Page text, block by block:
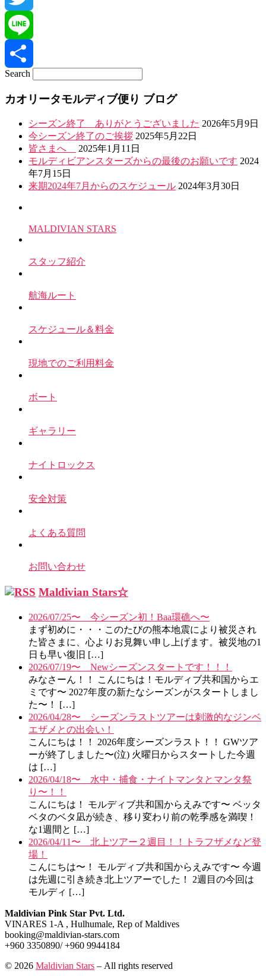
Twitter
Line
Search
カオリータモルディブ便り ブログ
シーズン終了 ありがとうございました 2026年5月9日
今シーズン終了のご挨拶 2025年5月22日
皆さまへ
2025年1月11日
モルディビアンスターズからの最後のお願いです 2024
年7月15日
来期2024年7月からのスケジュール 2024年3月30日
MALDIVIAN STARS
スタッフ紹介
航海ルート
スケジュール＆料金
現地でのご利用料金
ボート
ギャラリー
ナイトロックス
安全対策
よくある質問
お問い合わせ
Maldivian Stars☆
2026/07/25〜 今シーズン初！Baa環礁へ〜
まず初めに・・・このたびの熊本地震により被災され
た皆さまに、心よりお見舞い申し上げます。被災地の1
日も早い復旧 […]
2026/07/19〜 Newシーズンスタートです！！！
みなさーん！！ こんにちは！モルディブ共和国からエ
ミです〜 2027年度の新たなシーズンがスタートしまし
た〜！ […]
2026/04/28〜 シーズンラストツアーは刺激的なジンベ
エザメとの出会い！
こんにちは！！ 2026年度シーズンラスト！！ GWツア
ーが終了しました〜(泣) 火曜日からスタートした今週
は […]
2026/04/18〜 水中・捕食・ナイトマンタとマンタ祭
り〜！！
こんにちは！ モルディブ共和国からえみです〜 ベッタ
ベタのベタ凪が続き、移り変わり前の乾季感を満喫！
な1週間と […]
2026/04/11〜 北上ツアー２週目！！トラフザメなど登
場！
こんにちは〜！ モルディブ共和国からえみです〜 今週
は先週に引き続き北上ツアーでした！ 2週目の今回は
モルディ […]
Maldivian Pink Star Pvt. Ltd.
VINARES 1-A , Hulhumale, Rep of Maldives
booking@maldivian-stars.com
+960 3350890/ +960 9944184
© 2026 Maldivian Stars – All rights reserved